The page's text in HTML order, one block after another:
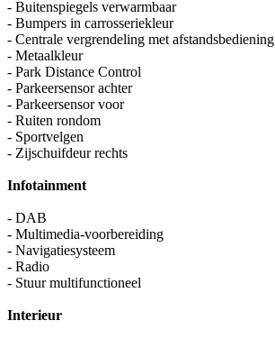
- Buitenspiegels verwarmbaar
- Bumpers in carrosseriekleur
- Centrale vergrendeling met afstandsbediening
- Metaalkleur
- Park Distance Control
- Parkeersensor achter
- Parkeersensor voor
- Ruiten rondom
- Sportvelgen
- Zijschuifdeur rechts
Infotainment
- DAB
- Multimedia-voorbereiding
- Navigatiesysteem
- Radio
- Stuur multifunctioneel
Interieur